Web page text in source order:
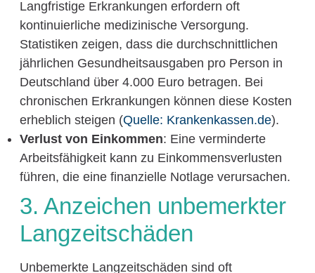
Langfristige Erkrankungen erfordern oft
kontinuierliche medizinische Versorgung.
Statistiken zeigen, dass die durchschnittlichen
jährlichen Gesundheitsausgaben pro Person in
Deutschland über 4.000 Euro betragen. Bei
chronischen Erkrankungen können diese Kosten
erheblich steigen (Quelle: Krankenkassen.de).
Verlust von Einkommen: Eine verminderte
Arbeitsfähigkeit kann zu Einkommensverlusten
führen, die eine finanzielle Notlage verursachen.
3. Anzeichen unbemerkter
Langzeitschäden
Unbemerkte Langzeitschäden sind oft